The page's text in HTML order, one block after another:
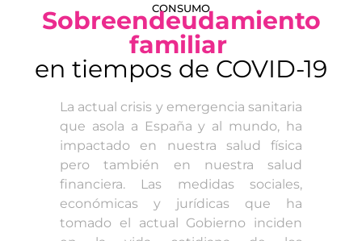
CONSUMO
Sobreendeudamiento
familiar
en tiempos de COVID-19
La actual crisis y emergencia sanitaria
que asola a España y al mundo, ha
impactado en nuestra salud física
pero también en nuestra salud
financiera. Las medidas sociales,
económicas y jurídicas que ha
tomado el actual Gobierno inciden